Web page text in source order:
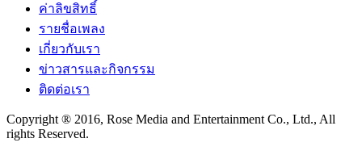
ค่าลิขสิทธิ์
รายชื่อเพลง
เกี่ยวกับเรา
ข่าวสารและกิจกรรม
ติดต่อเรา
Copyright ® 2016, Rose Media and Entertainment Co., Ltd., All
rights Reserved.